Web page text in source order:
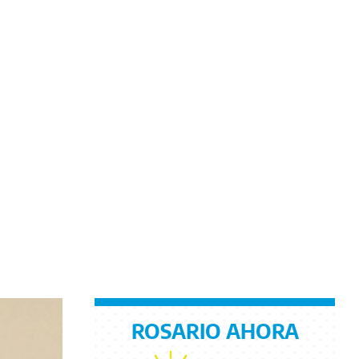
ROSARIO AHORA